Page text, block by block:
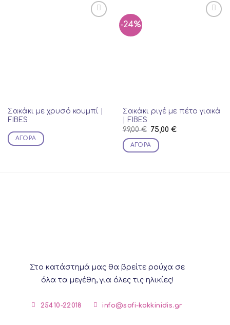
Σακάκι με χρυσό κουμπί |
FIBES
ΑΓΟΡΆ
-24%
Σακάκι ριγέ με πέτο γιακά
| FIBES
99,00€ Original
price
was:
99,00 €.
75,00 €Current
ΑΓΟΡΆ
on
product
Στο κατάστημά μας θα βρείτε ρούχα σε
όλα τα μεγέθη, για όλες τις ηλικίες!
25410-22018 info@sofi-kokkinidis.gr